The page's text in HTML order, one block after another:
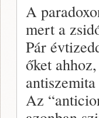
A
mert a
Pár
őket
Az